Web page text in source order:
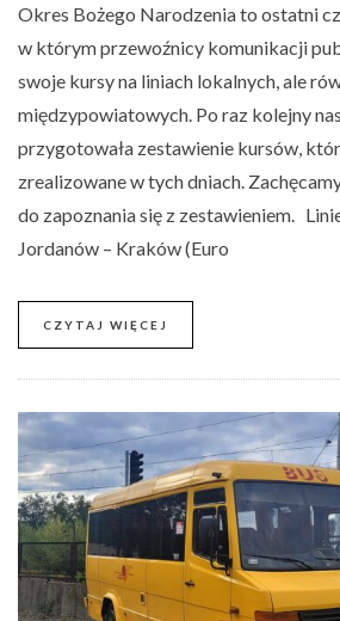
Okres Bożego Narodzenia to ostatni
w którym przewoźnicy komunikacji
swoje kursy na liniach lokalnych, ale
międzypowiatowych. Po raz kolejny
przygotowała zestawienie kursów,
zrealizowane w tych dniach.
do zapoznania się z zestawieniem.
Jordanów – Kraków (Euro
CZYTAJ WIĘCEJ